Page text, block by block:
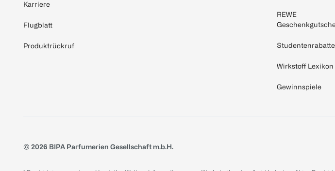
Karriere
Flugblatt
Produktrückruf
REWE
Studentenrabatte
Wirkstoff Lexikon
Gewinnspiele
© 2026 BIPA Parfumerien Gesellschaft m.b.H.